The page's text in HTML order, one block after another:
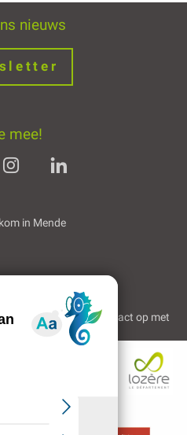
per e-mail
nieuws
mee!
in Mende
wij? Neem contact op met